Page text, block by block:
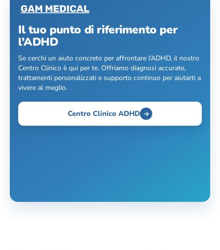
Il tuo punto di riferimento per
l’ADHD
Se cerchi un aiuto concreto per affrontare l’ADHD, il nostro
Centro Clinico è qui per te. Offriamo diagnosi accurate,
trattamenti personalizzati e supporto continuo per aiutarti a
vivere al meglio.
Centro Clinico ADHD